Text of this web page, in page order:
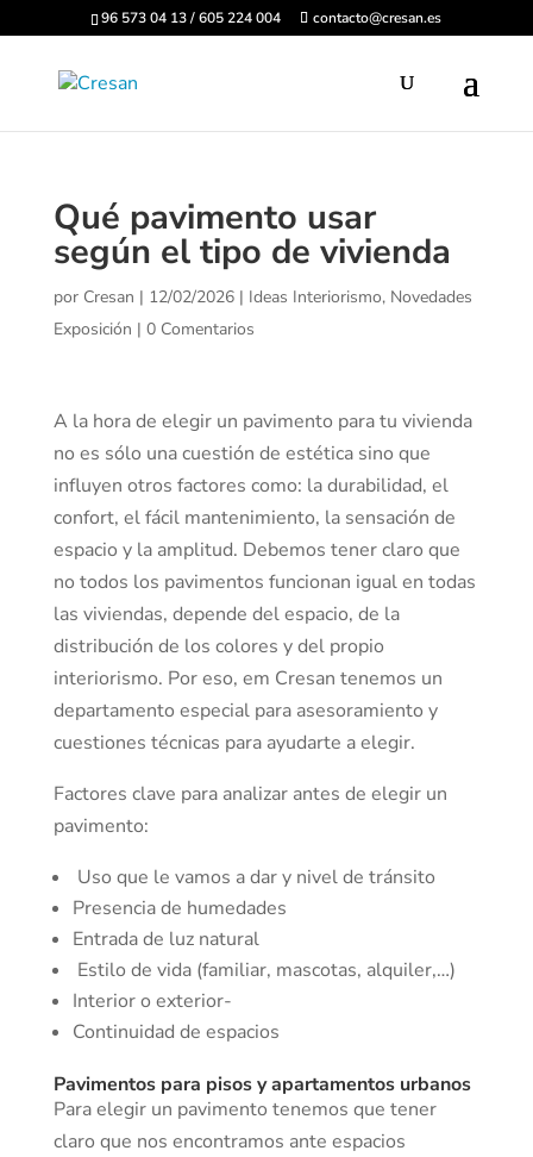
96 573 04 13 / 605 224 004 contacto@cresan.es
Qué pavimento usar
según el tipo de vivienda
por Cresan | 12/02/2026| Ideas Interiorismo, Novedades
Exposición | 0 Comentarios
A la hora de elegir un pavimento para tu vivienda
no es sólo una cuestión de estética sino que
influyen otros factores como: la durabilidad, el
confort, el fácil mantenimiento, la sensación de
espacio y la amplitud. Debemos tener claro que
no todos los pavimentos funcionan igual en todas
las viviendas, depende del espacio, de la
distribución de los colores y del propio
interiorismo. Por eso, em Cresan tenemos un
departamento especial para asesoramiento y
cuestiones técnicas para ayudarte a elegir.
Factores clave para analizar antes de elegir un
pavimento:
Uso que le vamos a dar y nivel de tránsito
Presencia de humedades
Entrada de luz natural
Estilo de vida (familiar, mascotas, alquiler,…)
Interior o exterior-
Continuidad de espacios
Pavimentos para pisos y apartamentos urbanos
Para elegir un pavimento tenemos que tener
claro que nos encontramos ante espacios